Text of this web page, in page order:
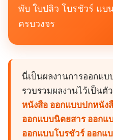
พับ ใบปลิว โบรชัวร์ แบ
ครบวงจร
นี่เป็นผลงานการออกแบ
รวบรวมผลงานไว้เป็นตั
หนังสือ ออกแบบปกหนัง
ออกแบบนิตยสาร ออก
ออกแบบโบรชัวร์ ออกแ